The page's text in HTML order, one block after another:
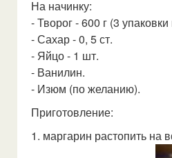
На начинку:
- Творог - 600 г (3 упаковки
- Сахар - 0, 5 ст.
- Яйцо - 1 шт.
- Ванилин.
- Изюм (по желанию).
Приготовление:
1. маргарин растопить на